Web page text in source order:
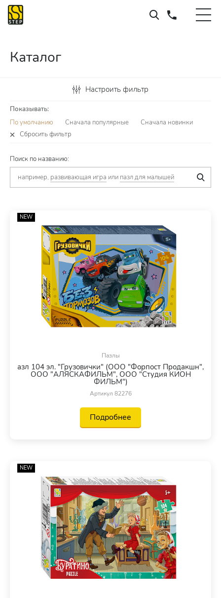
Каталог
Настроить фильтр
Показывать:
По умолчанию
Сначала популярные
Сначала новинки
Сбросить фильтр
Поиск по названию:
например, развивающая игра или пазл для малышей
NEW
Пазлы
азл 104 эл. "Грузовички" (ООО "Форпост Продакшн",
ООО "АЛЯСКАФИЛЬМ", ООО "Студия КИОН
ФИЛЬМ")
Артикул 82276
Подробнее
NEW